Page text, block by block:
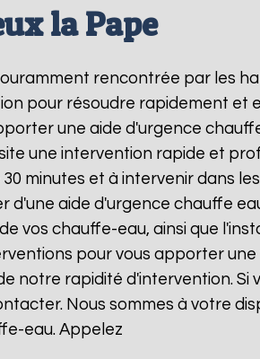
la Pape
rencontrée par les
pour résoudre rapidement et
une aide d'urgence
une intervention rapide et
minutes et à intervenir dans
d'une aide d'urgence chauffe
vos chauffe-eau, ainsi que
pour vous apporter
notre rapidité d'intervention. Si
Nous sommes à votre
eau. Appelez